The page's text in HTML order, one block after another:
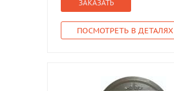
ЗАКАЗАТЬ
ПОСМОТРЕТЬ В ДЕТАЛЯХ